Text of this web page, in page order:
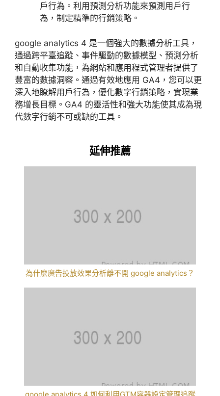
戶行為。利用預測分析功能來預測用戶行
為，制定精準的行銷策略。
google analytics 4 是一個強大的數據分析工具，
通過跨平臺追蹤、事件驅動的數據模型、預測分析
和自動收集功能，為網站和應用程式管理者提供了
豐富的數據洞察。通過有效地應用 GA4 ，您可以更
深入地瞭解用戶行為，優化數字行銷策略，實現業
務增長目標。 GA4 的靈活性和強大功能使其成為現
代數字行銷不可或缺的工具。
延伸推薦
為什麼廣告投放效果分析離不開 google analytics？